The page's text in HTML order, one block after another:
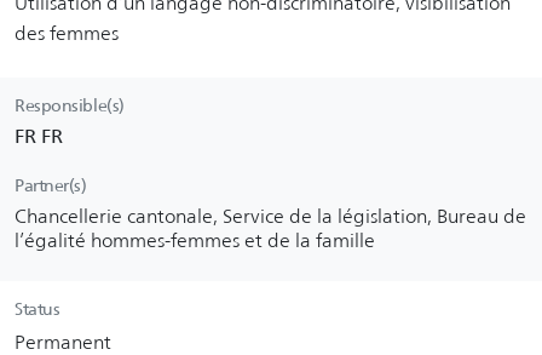
des femmes
Responsible(s)
FR FR
Partner(s)
Chancellerie cantonale, Service de la législation, Bureau de
l’égalité hommes-femmes et de la famille
Status
Permanent